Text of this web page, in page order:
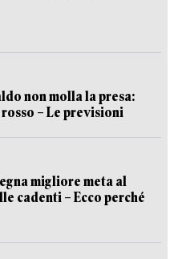
non molla la presa:
– Le previsioni
migliore meta al
cadenti – Ecco perché